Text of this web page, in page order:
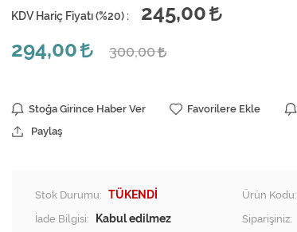
KDV Hariç Fiyatı (%20) :
245,00
294,00
300,00
Stoğa Girince Haber Ver Favorilere Ekle
Paylaş
Stok Durumu: TÜKENDİ Ürün Kodu:
İade Bilgisi:
Siparişiniz: